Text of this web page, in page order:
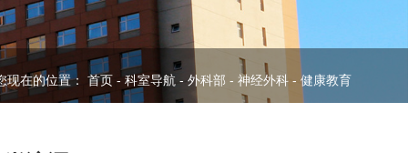
现在的位置： 首页 - 科室导航 - 外科部 - 神经外科 - 健康教育